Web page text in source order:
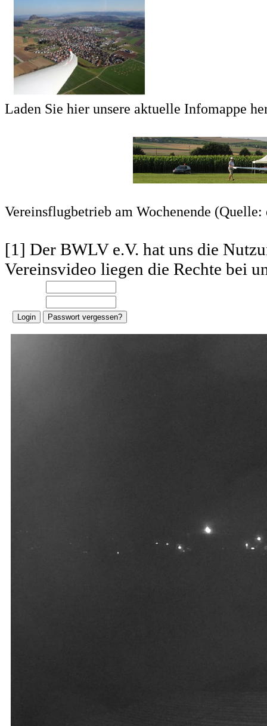
Laden Sie hier unsere aktuelle Infomappe
Vereinsflugbetrieb am Wochenende
[1] Der BWLV e.V. hat uns die
Vereinsvideo liegen die Rechte bei